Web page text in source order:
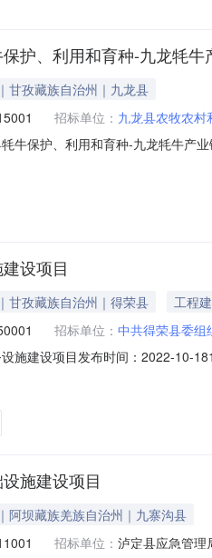
护、利用和育种-九龙牦
甘孜藏族自治州｜九龙县
招标单位： 九龙县农牧农村
牛保护、利用和育种-九龙牦牛产
名称国家畜禽遗传九龙县牦牛保
设项目
甘孜藏族自治州｜得荣县
工程
招标单位： 中共得荣县委组
施建设项目发布时间：2022-10-
电话028-86158662开标地点甘孜
施建设项目
阿坝藏族羌族自治州｜九寨沟县
招标单位： 泸定县应急管理